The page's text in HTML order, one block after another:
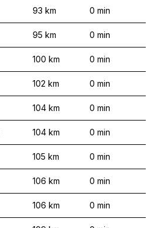
93 km 0 min
95 km 0 min
100 km 0 min
102 km 0 min
104 km 0 min
104 km 0 min
105 km 0 min
106 km 0 min
106 km 0 min